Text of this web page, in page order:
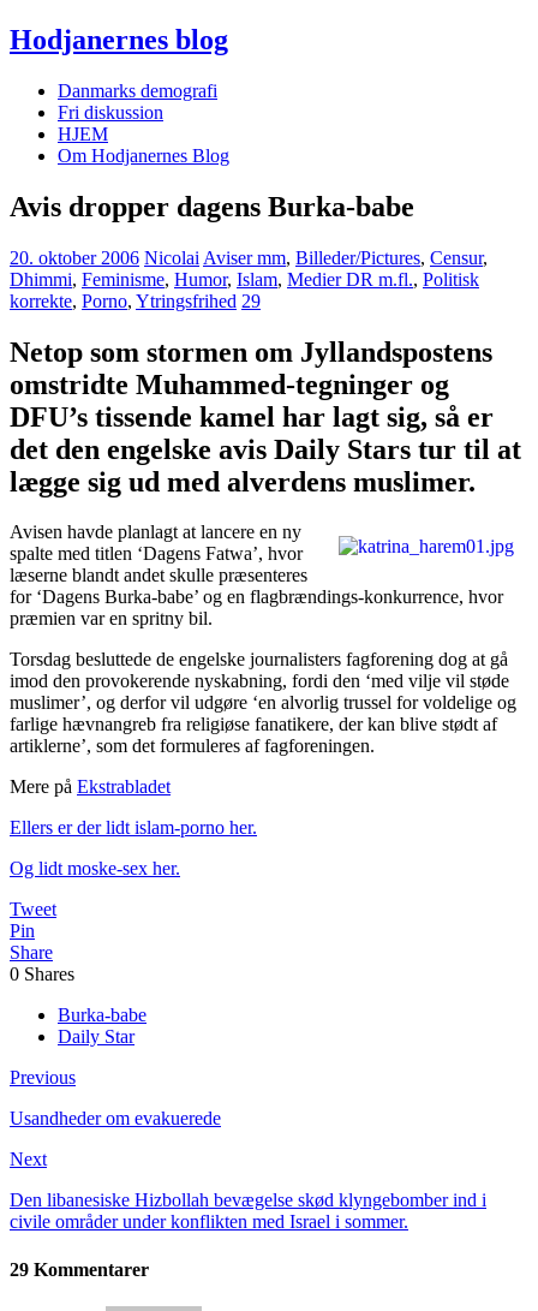
Hodjanernes blog
Danmarks demografi
Fri diskussion
HJEM
Om Hodjanernes Blog
Avis dropper dagens Burka-babe
20. oktober 2006 Nicolai Aviser mm, Billeder/Pictures, Censur,
Dhimmi, Feminisme, Humor, Islam, Medier DR m.fl., Politisk
korrekte, Porno, Ytringsfrihed 29
Netop som stormen om Jyllandspostens
omstridte Muhammed-tegninger og
DFU’s tissende kamel har lagt sig, så er
det den engelske avis Daily Stars tur til at
lægge sig ud med alverdens muslimer.
Avisen havde planlagt at lancere en ny
spalte med titlen ‘Dagens Fatwa’, hvor
læserne blandt andet skulle præsenteres
for ‘Dagens Burka-babe’ og en flagbrændings-konkurrence, hvor
præmien var en spritny bil.
Torsdag besluttede de engelske journalisters fagforening dog at gå
imod den provokerende nyskabning, fordi den ‘med vilje vil støde
muslimer’, og derfor vil udgøre ‘en alvorlig trussel for voldelige og
farlige hævnangreb fra religiøse fanatikere, der kan blive stødt af
artiklerne’, som det formuleres af fagforeningen.
Mere på Ekstrabladet
Ellers er der lidt islam-porno her.
Og lidt moske-sex her.
Tweet
Pin
Share
0 Shares
Burka-babe
Daily Star
Previous
Usandheder om evakuerede
Next
Den libanesiske Hizbollah bevægelse skød klyngebomber ind i
civile områder under konflikten med Israel i sommer.
29 Kommentarer